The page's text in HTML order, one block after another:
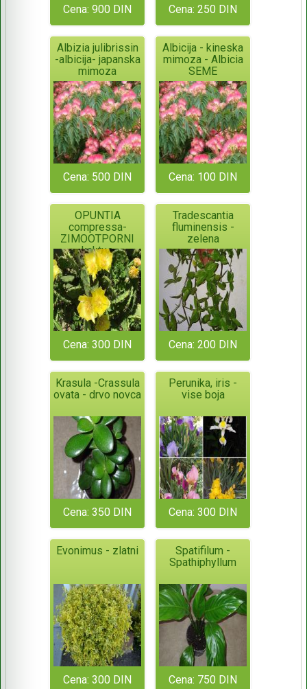
Cena: 900 DIN Cena: 250 DIN
Albizia julibrissin
-albicija- japanska
mimoza
Cena: 500 DIN
Albicija - kineska
mimoza - Albicia
SEME
Cena: 100 DIN
OPUNTIA
compressa-
ZIMOOTPORNI
kaktus
Cena: 300 DIN
Tradescantia
fluminensis -
zelena
Cena: 200 DIN
Krasula -Crassula
ovata - drvo novca
Cena: 350 DIN
Perunika, iris -
vise boja
Cena: 300 DIN
Evonimus - zlatni
Cena: 300 DIN
Spatifilum -
Spathiphyllum
Cena: 750 DIN